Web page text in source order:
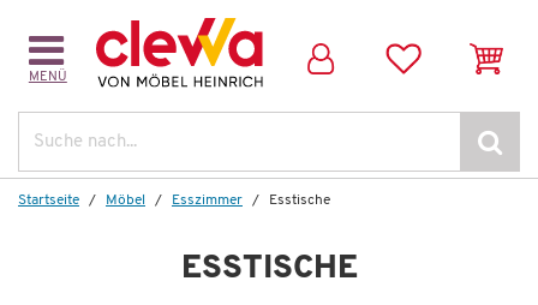
MENÜ
Startseite Möbel Esszimmer Esstische
ESSTISCHE